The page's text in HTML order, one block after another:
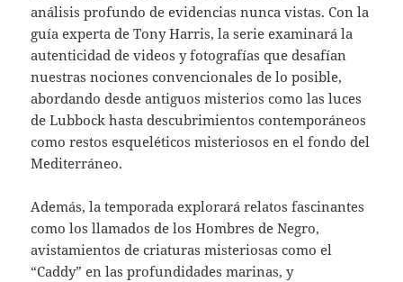
análisis profundo de evidencias nunca vistas. Con la
guía experta de Tony Harris, la serie examinará la
autenticidad de videos y fotografías que desafían
nuestras nociones convencionales de lo posible,
abordando desde antiguos misterios como las luces
de Lubbock hasta descubrimientos contemporáneos
como restos esqueléticos misteriosos en el fondo del
Mediterráneo.
Además, la temporada explorará relatos fascinantes
como los llamados de los Hombres de Negro,
avistamientos de criaturas misteriosas como el
“Caddy” en las profundidades marinas, y